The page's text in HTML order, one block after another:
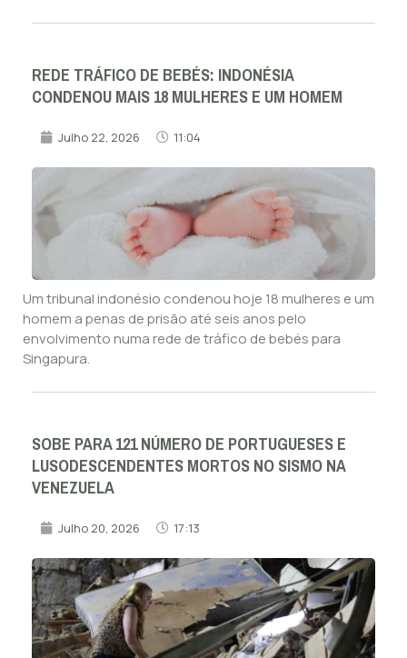
REDE TRÁFICO DE BEBÉS: INDONÉSIA
CONDENOU MAIS 18 MULHERES E UM HOMEM
Julho 22, 2026 11:04
Um tribunal indonésio condenou hoje 18 mulheres e um
homem a penas de prisão até seis anos pelo
envolvimento numa rede de tráfico de bebés para
Singapura.
SOBE PARA 121 NÚMERO DE PORTUGUESES E
LUSODESCENDENTES MORTOS NO SISMO NA
VENEZUELA
Julho 20, 2026 17:13